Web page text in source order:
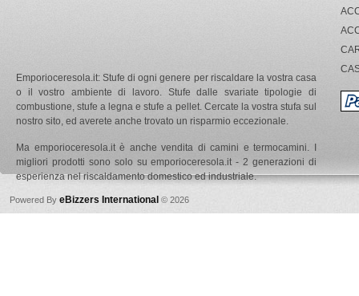
Emporioceresola.it: Stufe di ogni genere per riscaldare la vostra casa
o il vostro ambiente di lavoro. Stufe dalle svariate tipologie di
combustione, stufe a legna e stufe a pellet. Cercate la vostra stufa sul
nostro sito, ed averete anche trovato un risparmio eccezionale.
Ma emporioceresola.it è anche vendita di camini e termocamini. I
migliori prodotti sono solo su emporioceresola.it - 2 generazioni di
esperienza nel riscaldamento domestico ed industriale.
Powered By eBizzers International © 2026